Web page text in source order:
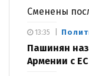
Сменены
Пашинян
Армении с ЕС
13:35